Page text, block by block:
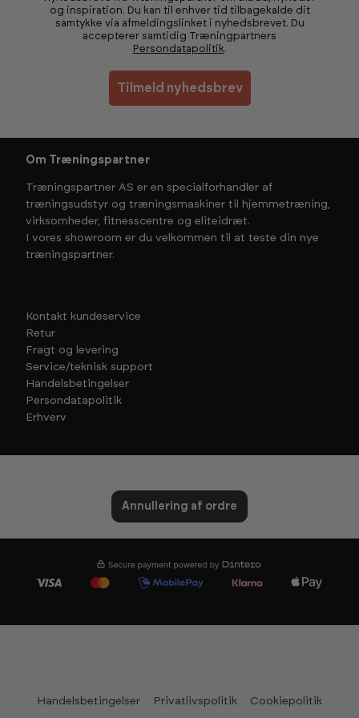
og inspiration. Du kan til enhver tid tilbagekalde dit
samtykke via afmeldingslinket i nyhedsbrevet. Du
accepterer samtidig Træningpartners
Persondatapolitik.
Tilmeld nyhedsbrev
Om Træningspartner
Træningspartner AS er en specialforhandler af
træningsudstyr og træningsmaskiner til hjemmetræning,
virksomheder, fitnesscentre og eliteidræt.
I vores showroom er du velkommen til at teste din nye
træningspartner.
Kontakt kundeservice
Retur
Fragt og levering
Service/teknisk support
Handelsbetingelser
Persondatapolitik
Erhverv
Annullering af ordre
Handelsbetingelser
Privatlivspolitik Cookiepolitik